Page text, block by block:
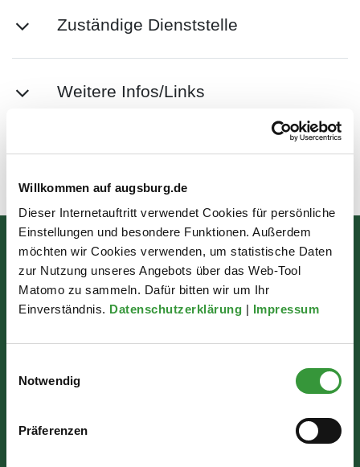
Willkommen auf augsburg.de
Dieser Internetauftritt verwendet Cookies für persönliche
Einstellungen und besondere Funktionen. Außerdem
möchten wir Cookies verwenden, um statistische Daten
zur Nutzung unseres Angebots über das Web-Tool
Matomo zu sammeln. Dafür bitten wir um Ihr
Einverständnis. Datenschutzerklärung | Impressum
Notwendig
Präferenzen
Zuständige Dienststelle
Weitere Infos/Links
Zuletzt aktualisiert am: 17.06.2026
Bürgerinformation
Rathausplatz 1
86150 Augsburg
Do: 07:30 - 17:30 Uhr